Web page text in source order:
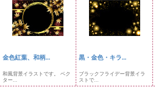
金色紅葉、和柄...
和風背景イラストです。 ベク
ター...
黒・金色・キラ...
ブラックフライデー背景イラ
ストで...